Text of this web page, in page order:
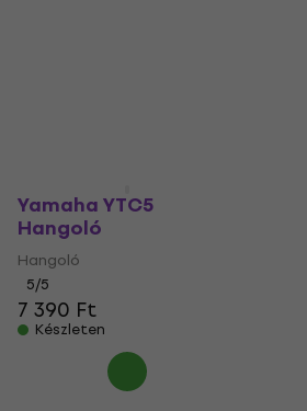
Yamaha YTC5
Hangoló
Hangoló
5/5
7 390 Ft
Készleten